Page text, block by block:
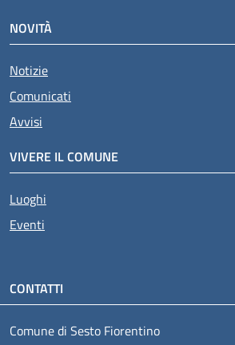
NOVITÀ
Notizie
Comunicati
Avvisi
VIVERE IL COMUNE
Luoghi
Eventi
CONTATTI
Comune di Sesto Fiorentino